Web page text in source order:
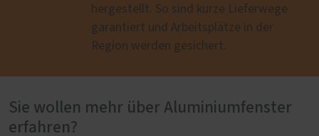
hergestellt. So sind kurze Lieferwege
garantiert und Arbeitsplätze in der
Region werden gesichert.
Sie wollen mehr über Aluminiumfenster
erfahren?